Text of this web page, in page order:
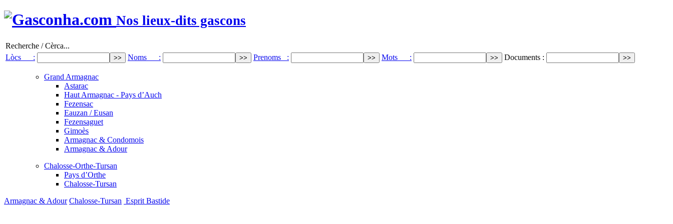
Nos lieux-dits gascons
Recherche / Cèrca...
Lòcs :
Noms : Prenoms : Mots : Documents :
Grand Armagnac
Astarac
Haut Armagnac - Pays d’Auch
Fezensac
Eauzan / Eusan
Fezensaguet
Gimoès
Armagnac & Condomois
Armagnac & Adour
Chalosse-Orthe-Tursan
Pays d’Orthe
Chalosse-Tursan
Armagnac & Adour Chalosse-Tursan Esprit Bastide